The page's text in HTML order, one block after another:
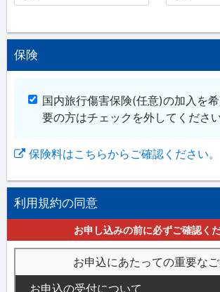
保険
国内旅行傷害保険(任意)の加入を希
要の方はチェックを外してください
保険料はこちらからご確認ください。
利用規約の同意
お申し込みの前に必ずご確認く